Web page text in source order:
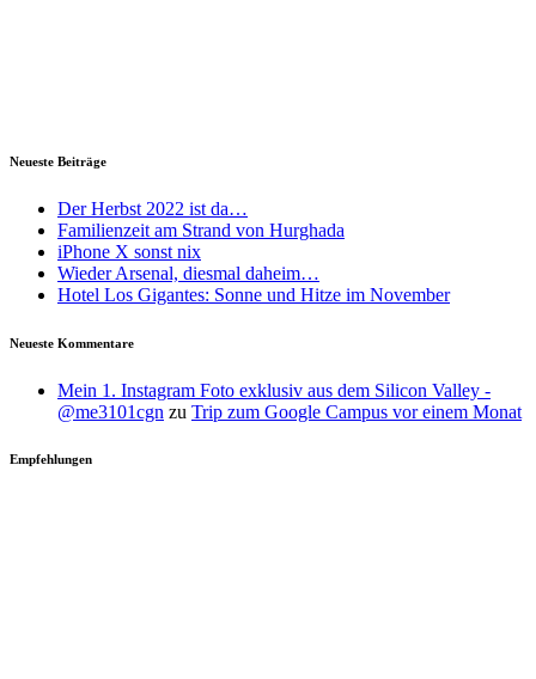
Neueste Beiträge
Der Herbst 2022 ist da…
Familienzeit am Strand von Hurghada
iPhone X sonst nix
Wieder Arsenal, diesmal daheim…
Hotel Los Gigantes: Sonne und Hitze im November
Neueste Kommentare
Mein 1. Instagram Foto exklusiv aus dem Silicon Valley -
@me3101cgn zu Trip zum Google Campus vor einem Monat
Empfehlungen